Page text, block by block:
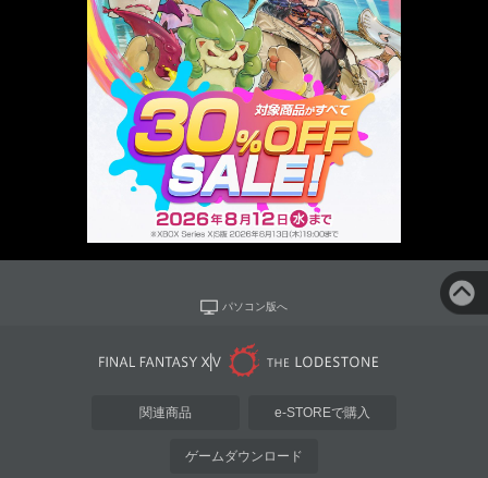
パソコン版へ
関連商品 e-STOREで購入
ゲームダウンロード